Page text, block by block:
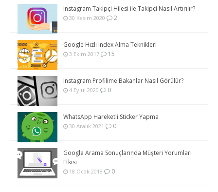
Instagram Takipçi Hilesi ile Takipçi Nasıl Artırılır?
30 Kasım 2020 2
Google Hızlı Index Alma Teknikleri
3 Ekim 2017 15
Instagram Profilime Bakanlar Nasıl Görülür?
4 Eylül 2020 0
WhatsApp Hareketli Sticker Yapma
30 Aralık 2021 0
Google Arama Sonuçlarında Müşteri Yorumları
Etkisi
18 Ocak 2018 0